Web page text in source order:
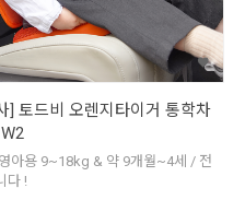
] 토드비 오렌지타이거 통학차
아용 9~18kg & 약 9개월~4세 / 전
다 !